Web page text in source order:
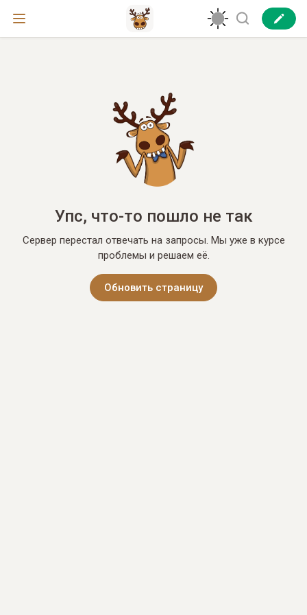
Упс, что-то пошло не так
Сервер перестал отвечать на запросы. Мы уже в курсе
проблемы и решаем её.
Обновить страницу